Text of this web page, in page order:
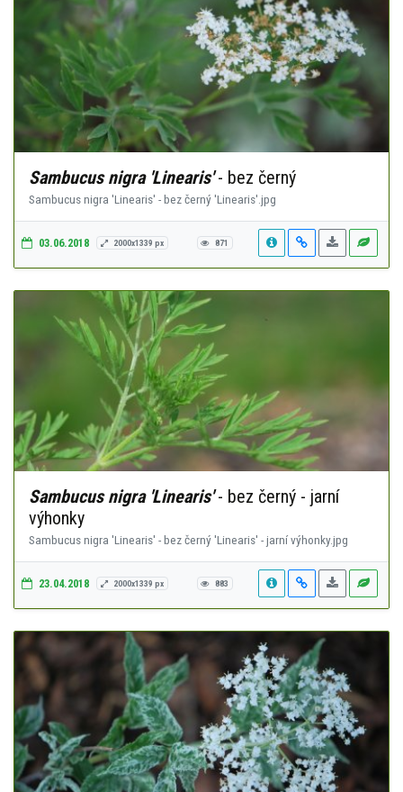
Sambucus nigra 'Linearis'- bez černý
Sambucus nigra 'Linearis' - bez černý 'Linearis'.jpg
03.06.2018 2000x1339 px 871
Sambucus nigra 'Linearis'- bez černý - jarní
výhonky
Sambucus nigra 'Linearis' - bez černý 'Linearis' - jarní výhonky.jpg
23.04.2018 2000x1339 px 883